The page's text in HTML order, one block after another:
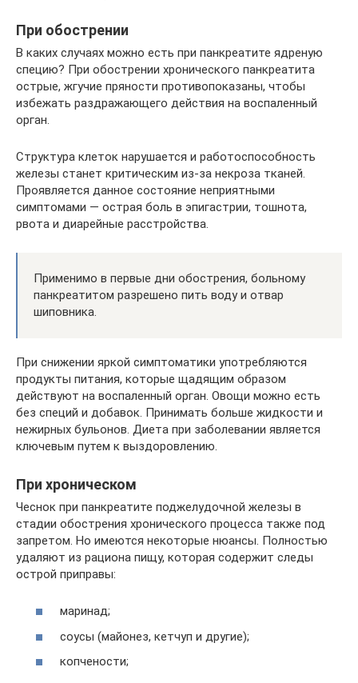
При обострении
В каких случаях можно есть при панкреатите ядреную
специю? При обострении хронического панкреатита
острые, жгучие пряности противопоказаны, чтобы
избежать раздражающего действия на воспаленный
орган.
Структура клеток нарушается и работоспособность
железы станет критическим из-за некроза тканей.
Проявляется данное состояние неприятными
симптомами — острая боль в эпигастрии, тошнота,
рвота и диарейные расстройства.
Применимо в первые дни обострения, больному
панкреатитом разрешено пить воду и отвар
шиповника.
При снижении яркой симптоматики употребляются
продукты питания, которые щадящим образом
действуют на воспаленный орган. Овощи можно есть
без специй и добавок. Принимать больше жидкости и
нежирных бульонов. Диета при заболевании является
ключевым путем к выздоровлению.
При хроническом
Чеснок при панкреатите поджелудочной железы в
стадии обострения хронического процесса также под
запретом. Но имеются некоторые нюансы. Полностью
удаляют из рациона пищу, которая содержит следы
острой приправы:
маринад;
соусы (майонез, кетчуп и другие);
копчености;